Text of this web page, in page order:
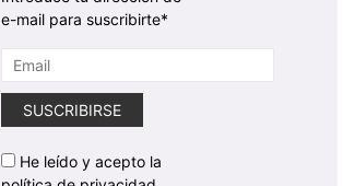
e-mail para suscribirte*
He leído y acepto la